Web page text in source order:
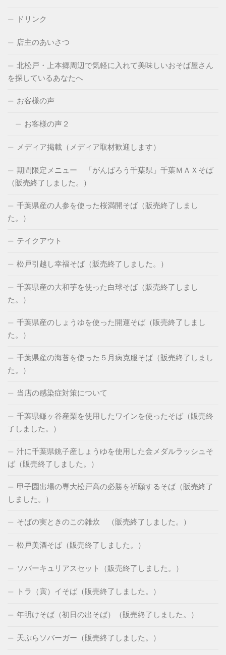
ドリンク
店主のあいさつ
北松戸・上本郷周辺で気軽に入れて美味しいおそば屋さん
を探しているあなたへ
お客様の声
お客様の声２
メディア掲載（メディア取材歓迎します）
期間限定メニュー 「がんばろう千葉県」千葉ＭＡＸそば
（販売終了しました。）
千葉県産の人参を使った桜満開そば（販売終了しまし
た。）
テイクアウト
松戸引越し幸福そば（販売終了しました。）
千葉県産の大和芋を使った白球そば（販売終了しまし
た。）
千葉県産のしょうゆを使った開運そば（販売終了しまし
た。）
千葉県産の海苔を使った５月病克服そば（販売終了しまし
た。）
当店の感染症対策について
千葉県鎌ヶ谷産梨を使用したワインを使ったそば（販売終
了しました。）
汁に千葉県銚子産しょうゆを使用した金メダルラッシュそ
ば（販売終了しました。）
甲子園出場の専大松戸高の必勝を祈願するそば（販売終了
しました。）
そばの実ときのこの雑炊 （販売終了しました。）
松戸美酒そば（販売終了しました。）
ソバーキュリアスセット（販売終了しました。）
トラ（寅）イそば（販売終了しました。）
年明けそば（初日の出そば）（販売終了しました。）
天ぷらソバーガー（販売終了しました。）